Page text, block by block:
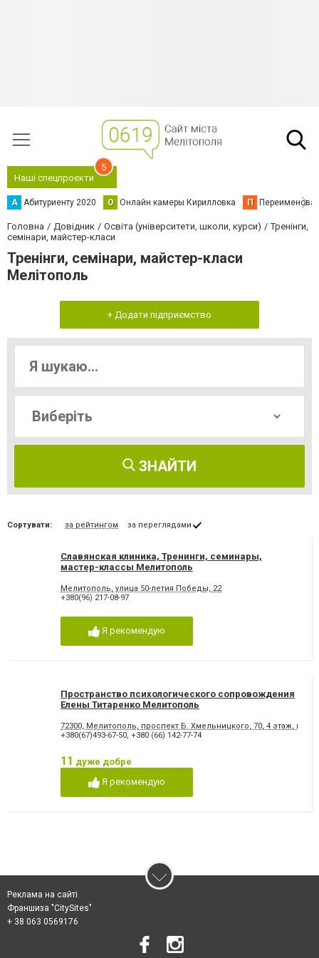
Наші спецпроєкти
5
А Абитуриенту 2020 О Онлайн камеры Кирилловка П
Головна Довідник Освіта (університети, школи, курси)
Тренінги,
семінари, майстер-класи
Тренінги, семінари, майстер-класи
Мелітополь
+ Додати підприємство
ЗНАЙТИ
Сортувати: за рейтингом за переглядами
Славянская клиника, Тренинги, семинары,
мастер-классы Мелитополь
Мелитополь, улица 50-летия Победы, 22
+380(96) 217-08-97
Я рекомендую
Пространство психологического сопровождения
Елены Титаренко Мелитополь
72300, Мелитополь, проспект Б. Хмельницкого, 70, 4 этаж,
+380(67)493-67-50, +380 (66) 142-77-74
11 дуже добре
Я рекомендую
Реклама на сайті
Франшиза "CitySites"
+ 38 063 0569176